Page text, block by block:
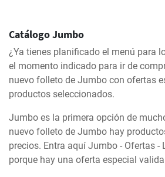
Catálogo Jumbo
¿Ya tienes planificado el menú para
el momento indicado para ir de
nuevo folleto de Jumbo con ofertas
productos seleccionados.
Jumbo es la primera opción de
nuevo folleto de Jumbo hay
precios. Entra aquí Jumbo - Ofertas -
porque hay una oferta especial